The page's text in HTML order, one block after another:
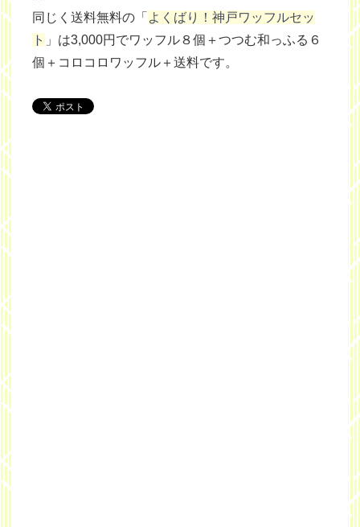
同じく送料無料の「 よくばり！神戸ワッフルセッ
ト 」は3,000円でワッフル８個＋つつむ和っふる６
個＋コロコロワッフル＋送料です。